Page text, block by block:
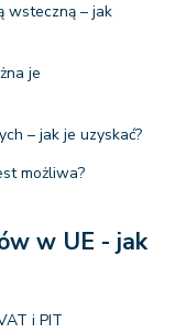
wsteczną – jak
je
– jak je uzyskać?
możliwa?
w UE - jak
i PIT